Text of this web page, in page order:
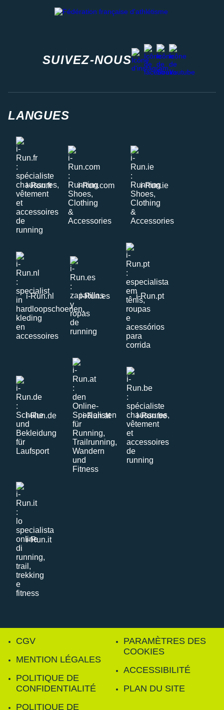
SUIVEZ-NOUS
instagram
facebook
stravayoutube
LANGUES
i-Run.fr i-Run.com i-Run.ie
i-Run.nl i-Run.es i-Run.pt
i-Run.de i-Run.at i-Run.be
i-Run.it
CGV
MENTION LÉGALES
POLITIQUE DE
CONFIDENTIALITÉ
POLITIQUE DE
PARAMÈTRES DES
COOKIES
ACCESSIBILITÉ
PLAN DU SITE